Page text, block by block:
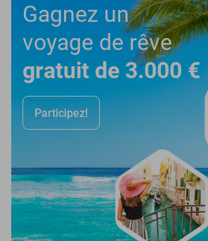
Gagnez un
voyage de rêve
gratuit de 3.000 €
Participez!